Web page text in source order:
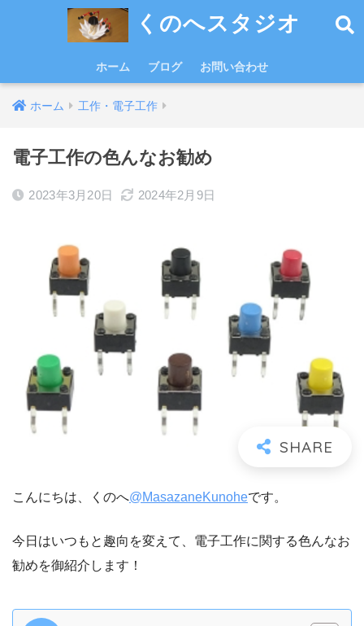
くのへスタジオ
ホーム ブログ お問い合わせ
ホーム 工作・電子工作
電子工作の色んなお勧め
2023年3月20日 2024年2月9日
こんにちは、くのへ@MasazaneKunoheです。
今日はいつもと趣向を変えて、電子工作に関する色んなお
勧めを御紹介します！